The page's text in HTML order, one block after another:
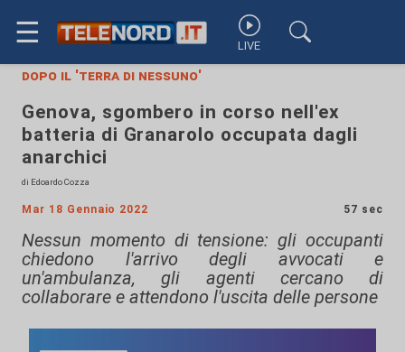
☰ LIVE
dopo il 'terra di nessuno'
Genova, sgombero in corso nell'ex
batteria di Granarolo occupata dagli
anarchici
di Edoardo Cozza
Mar 18 Gennaio 2022 57 sec
Nessun momento di tensione: gli occupanti
chiedono l'arrivo degli avvocati e
un'ambulanza, gli agenti cercano di
collaborare e attendono l'uscita delle persone